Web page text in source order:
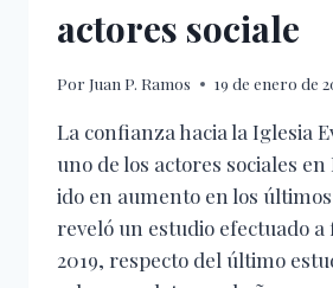
actores sociale
Por Juan P. Ramos 19 de enero de
La confianza hacia la Iglesia
uno de los actores sociales en
ido en aumento en los
reveló un estudio efectuado
2019, respecto del último